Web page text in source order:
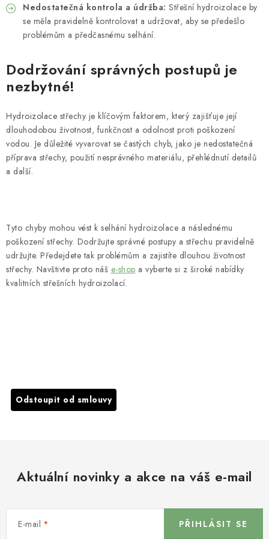
Nedostatečná kontrola a údržba: Střešní hydroizolace by
se měla pravidelně kontrolovat a udržovat, aby se předešlo
problémům a předčasnému selhání.
Dodržování správných postupů je
nezbytné!
Hydroizolace střechy je klíčovým faktorem, který zajišťuje její
dlouhodobou životnost, funkčnost a odolnost proti poškození
vodou. Je důležité vyvarovat se častých chyb, jako je nedostatečná
příprava střechy, použití nesprávného materiálu, přehlédnutí detailů
a další.
Tyto chyby mohou vést k selhání hydroizolace a následnému
poškození střechy. Dodržujte správné postupy a střechu pravidelně
udržujte. Předejdete tak problémům a zajistíte dlouhou životnost
střechy. Navštivte proto náš e-shop a vyberte si z široké nabídky
kvalitních střešních hydroizolací.
Odstoupit od smlouvy
Aktuální novinky a akce na váš e-mail
E-mail PŘIHLÁSIT SE